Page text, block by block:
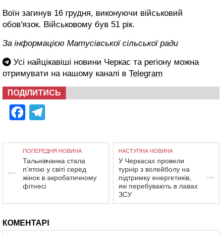
Воїн загинув 16 грудня, виконуючи військовий
обов'язок. Військовому був 51 рік.
За інформацією Матусівської сільської ради
Усі найцікавіші новини Черкас та регіону можна
отримувати на нашому каналі в Telegram
ПОДІЛИТИСЬ
Facebook
ПОПЕРЕДНЯ НОВИНА
Тальнівчанка стала
п’ятою у світі серед
жінок в акробатичному
фітнесі
НАСТУПНА НОВИНА
У Черкасах провели
турнір з волейболу на
підтримку енергетиків,
які перебувають в лавах
ЗСУ
КОМЕНТАРІ